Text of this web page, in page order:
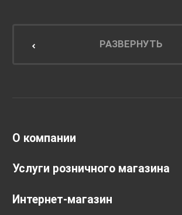
Мебель для кухниРАЗВЕРНУТЬ
О компании
Услуги розничного магазина
Интернет-магазин